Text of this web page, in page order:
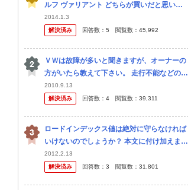
ルフ ヴァリアント どちらが買いだと思いま
すか？ それぞれの特徴や良いところ悪いとこ
ろを含めお答えいただけると嬉しいです
2014.1.3
解決済み
回答数： 5 閲覧数： 45,992
ＶＷは故障が多いと聞きますが、オーナーの
方がいたら教えて下さい。 走行不能などの重
い故障ですか？ それとも電装品の故障の事で
すか？ アメ車と比べてどちらの故障率のほう
2010.9.13
解決済み
回答数： 4 閲覧数： 39,311
ロードインデックス値は絶対に守らなければ
いけないのでしょうか？ 本文に付け加えます
と 一般的な205/55R16のインデックスは91
と89がありますが 標準で91のインデックス
2012.2.13
解決済み
回答数： 3 閲覧数： 31,801